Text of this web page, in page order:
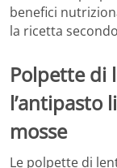
benefici
la ricetta
Polpette di
l’antipasto
mosse
Le polpette di